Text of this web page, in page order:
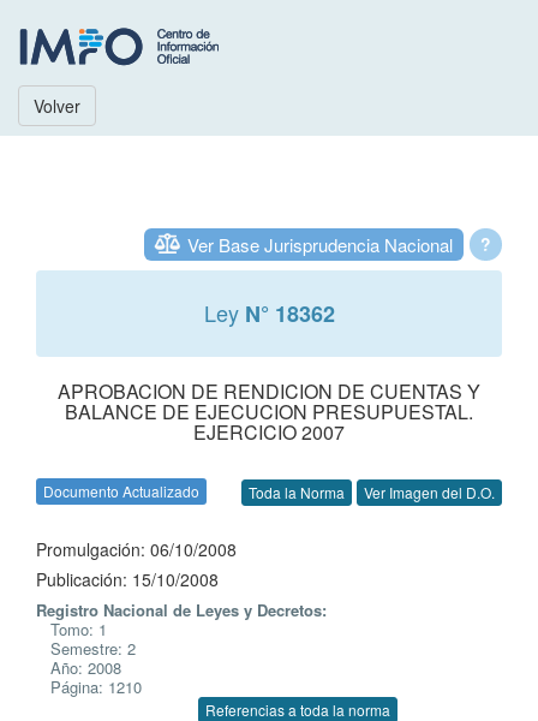
Volver
?
Ver Base Jurisprudencia Nacional
Ley N° 18362
APROBACION DE RENDICION DE CUENTAS Y
BALANCE DE EJECUCION PRESUPUESTAL.
EJERCICIO 2007
Documento Actualizado Toda la Norma Ver Imagen del D.O.
Promulgación: 06/10/2008
Publicación: 15/10/2008
Registro Nacional de Leyes y Decretos:
Tomo: 1
Semestre: 2
Año: 2008
Página: 1210
Referencias a toda la norma